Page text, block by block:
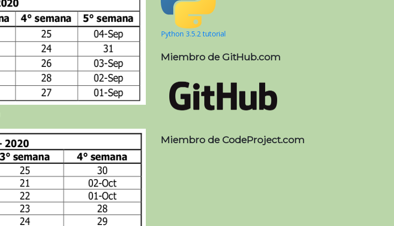
Python 3.5.2 tutorial
Miembro de GitHub.com
Miembro de CodeProject.com